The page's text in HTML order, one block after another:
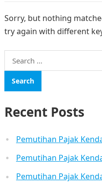
Sorry, but nothing
try again with different
Search
for:
Recent Posts
Pemutihan Pajak
Pemutihan Pajak
Pemutihan Pajak